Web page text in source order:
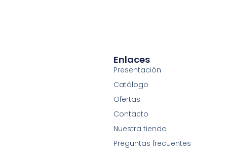
Enlaces
Presentación
Catálogo
Ofertas
Contacto
Nuestra tienda
Preguntas frecuentes